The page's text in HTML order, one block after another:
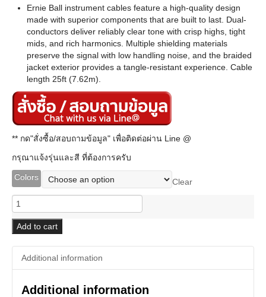
Ernie Ball instrument cables feature a high-quality design
made with superior components that are built to last. Dual-
conductors deliver reliably clear tone with crisp highs, tight
mids, and rich harmonics. Multiple shielding materials
preserve the signal with low handling noise, and the braided
jacket exterior provides a tangle-resistant experience. Cable
length 25ft (7.62m).
** กด"สั่งซื้อ/สอบถามข้อมูล" เพื่อติดต่อผ่าน Line @
กรุณาแจ้งรุ่นและสี ที่ต้องการครับ
Colors
Clear
Ernie
Ball
Braided
Cables
25Ft.
(7.62m)
Straight/Straight
quantity
Add to cart
Additional information
Additional information